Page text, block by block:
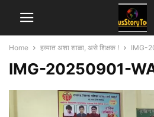
Home हव्यात अशा शाळा, असे शिक्षक ! IMG-
IMG-20250901-